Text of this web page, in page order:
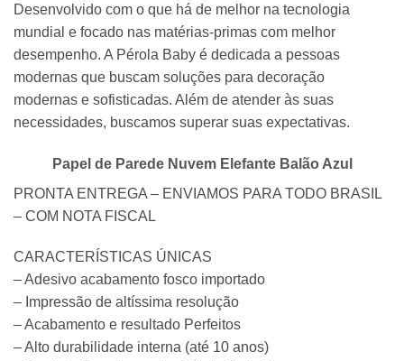
Desenvolvido com o que há de melhor na tecnologia
mundial e focado nas matérias-primas com melhor
desempenho. A Pérola Baby é dedicada a pessoas
modernas que buscam soluções para decoração
modernas e sofisticadas. Além de atender às suas
necessidades, buscamos superar suas expectativas.
Papel de Parede Nuvem Elefante Balão Azul
PRONTA ENTREGA – ENVIAMOS PARA TODO BRASIL
– COM NOTA FISCAL
CARACTERÍSTICAS ÚNICAS
– Adesivo acabamento fosco importado
– Impressão de altíssima resolução
– Acabamento e resultado Perfeitos
– Alto durabilidade interna (até 10 anos)